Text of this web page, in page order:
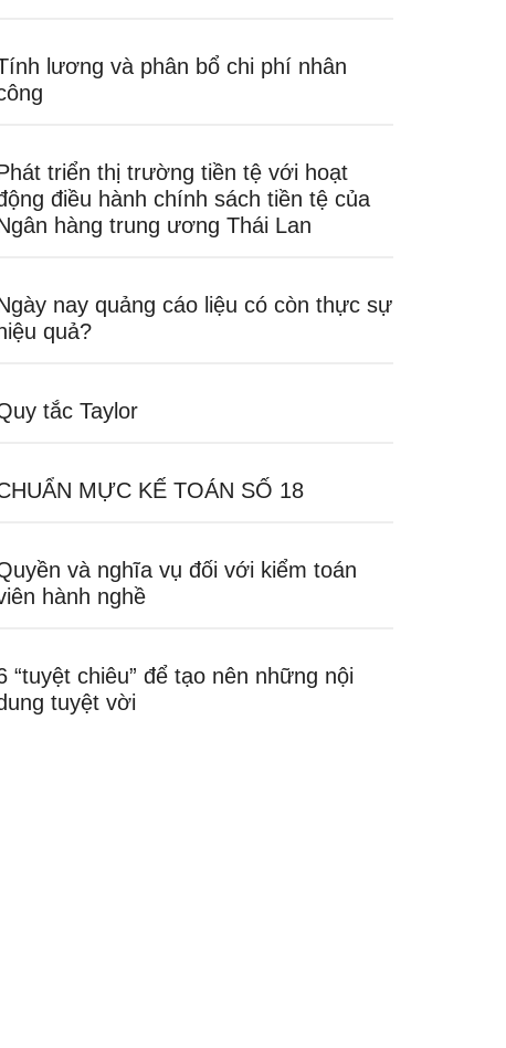
lương và phân bổ chi phí nhân
triển thị trường tiền tệ với hoạt
điều hành chính sách tiền tệ của
hàng trung ương Thái Lan
nay quảng cáo liệu có còn thực sự
hiệu quả?
tắc Taylor
MỰC KẾ TOÁN SỐ 18
và nghĩa vụ đối với kiểm toán
hành nghề
“tuyệt chiêu” để tạo nên những nội
tuyệt vời